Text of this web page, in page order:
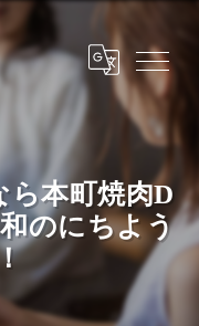
ら本町焼肉D
のにちよう